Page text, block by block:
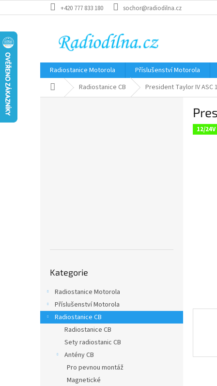
na
+420 777 833 180 sochor@radiodilna.cz
Radiostanice Motorola Příslušenství Motorola
Domů Radiostanice CB President Taylor IV ASC
kategorie
Kategorie
Radiostanice Motorola
Příslušenství Motorola
Radiostanice CB
Radiostanice CB
Sety radiostanic CB
Antény CB
Pro pevnou montáž
Magnetické
12/24V